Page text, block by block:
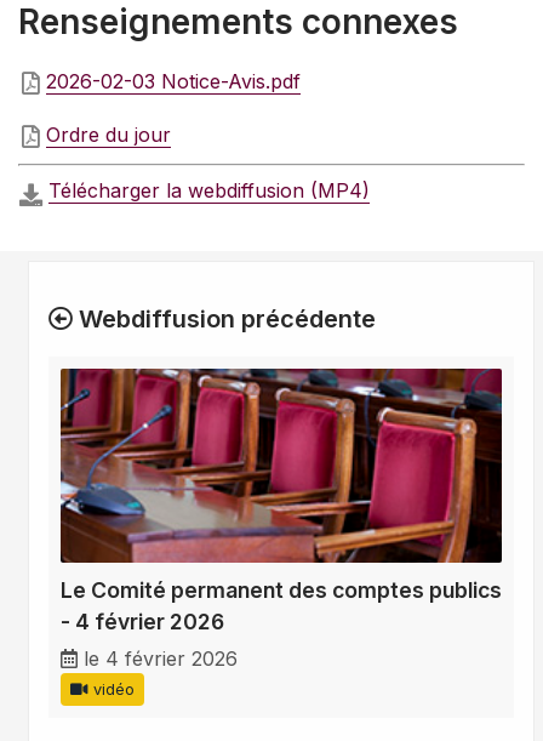
Renseignements connexes
2026-02-03 Notice-Avis.pdf
Ordre du jour
Télécharger la webdiffusion (MP4)
Webdiffusion précédente
Le Comité permanent des comptes publics
- 4 février 2026
le 4 février 2026
vidéo